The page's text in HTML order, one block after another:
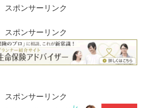
スポンサーリンク
スポンサーリンク
スポンサーリンク